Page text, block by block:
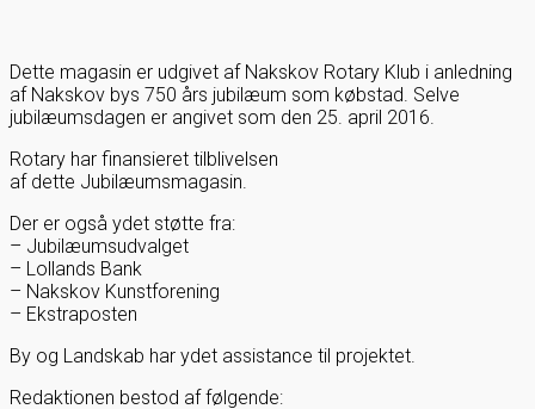
Dette magasin er udgivet af Nakskov Rotary Klub i anledning
af Nakskov bys 750 års jubilæum som købstad. Selve
jubilæumsdagen er angivet som den 25. april 2016.
Rotary har finansieret tilblivelsen
af dette Jubilæumsmagasin.
Der er også ydet støtte fra:
– Jubilæumsudvalget
– Lollands Bank
– Nakskov Kunstforening
– Ekstraposten
By og Landskab har ydet assistance til projektet.
Redaktionen bestod af følgende: